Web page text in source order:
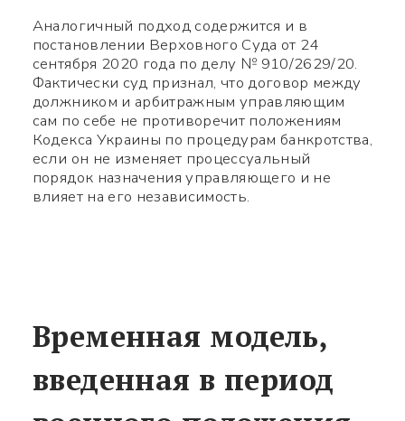
Аналогичный подход содержится и в
постановлении Верховного Суда от 24
сентября 2020 года по делу № 910/2629/20.
Фактически суд признал, что договор между
должником и арбитражным управляющим
сам по себе не противоречит положениям
Кодекса Украины по процедурам банкротства,
если он не изменяет процессуальный
порядок назначения управляющего и не
влияет на его независимость.
Временная модель,
введенная в период